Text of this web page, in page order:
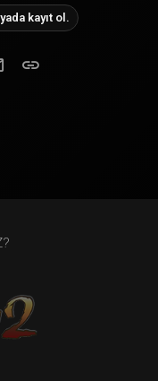
kayıt ol.
E-posta